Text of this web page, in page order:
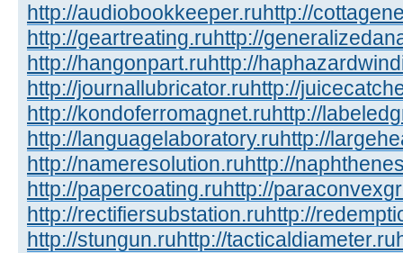
http://audiobookkeeper.ruhttp://
http://geartreating.ruhttp://
http://hangonpart.ruhttp://
http://journallubricator.ruhttp://
http://kondoferromagnet.ruhttp://
http://languagelaboratory.ruhttp://
http://nameresolution.ruhttp://
http://papercoating.ruhttp://
http://rectifiersubstation.ruhttp://
http://stungun.ruhttp://tacticaldiameter.ru